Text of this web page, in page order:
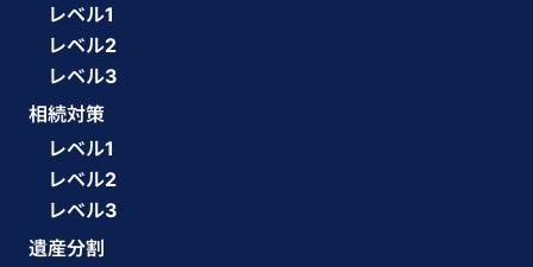
レベル1
レベル2
レベル3
相続対策
レベル1
レベル2
レベル3
遺産分割